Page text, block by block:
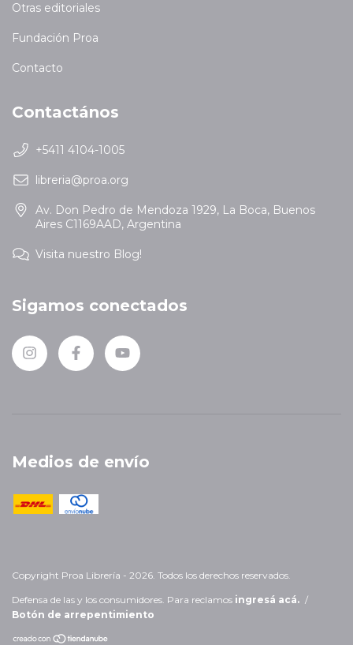
Otras editoriales
Fundación Proa
Contacto
Contactános
+5411 4104-1005
libreria@proa.org
Av. Don Pedro de Mendoza 1929, La Boca, Buenos
Aires C1169AAD, Argentina
Visita nuestro Blog!
Sigamos conectados
Medios de envío
Copyright Proa Librería - 2026. Todos los derechos reservados.
Defensa de las y los consumidores. Para reclamos ingresá acá. /
Botón de arrepentimiento